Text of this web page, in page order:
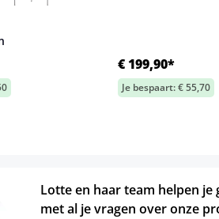
€ 199,90*
Je bespaart: € 55,70
Lotte en haar team helpen je
met al je vragen over onze